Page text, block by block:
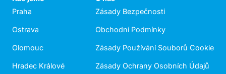
Praha
Ostrava
Olomouc
Hradec Králové
Zásady Bezpečnosti
Obchodní Podmínky
Zásady Používání Souborů Cookie
Zásady Ochrany Osobních Údajů